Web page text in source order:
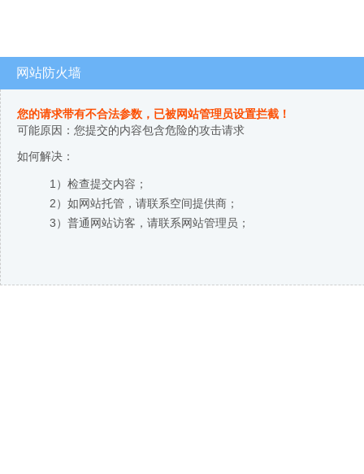
网站防火墙
您的请求带有不合法参数，已被网站管理员设置拦截！
可能原因：您提交的内容包含危险的攻击请求
如何解决：
1）检查提交内容；
2）如网站托管，请联系空间提供商；
3）普通网站访客，请联系网站管理员；